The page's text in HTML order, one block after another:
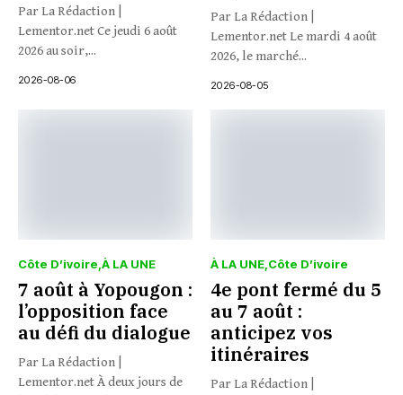
Par La Rédaction |
Lementor.net Ce jeudi 6 août
2026 au soir,...
2026-08-06
Par La Rédaction |
Lementor.net Le mardi 4 août
2026, le marché...
2026-08-05
Côte D’ivoire À LA UNE
7 août à Yopougon :
l’opposition face
au défi du dialogue
Par La Rédaction |
Lementor.net À deux jours de
À LA UNE Côte D’ivoire
4e pont fermé du 5
au 7 août :
anticipez vos
itinéraires
Par La Rédaction |